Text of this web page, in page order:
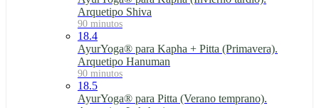
Arquetipo Shiva
90 minutos
18.4
AyurYoga® para Kapha + Pitta (Primavera).
Arquetipo Hanuman
90 minutos
18.5
AyurYoga® para Pitta (Verano temprano).